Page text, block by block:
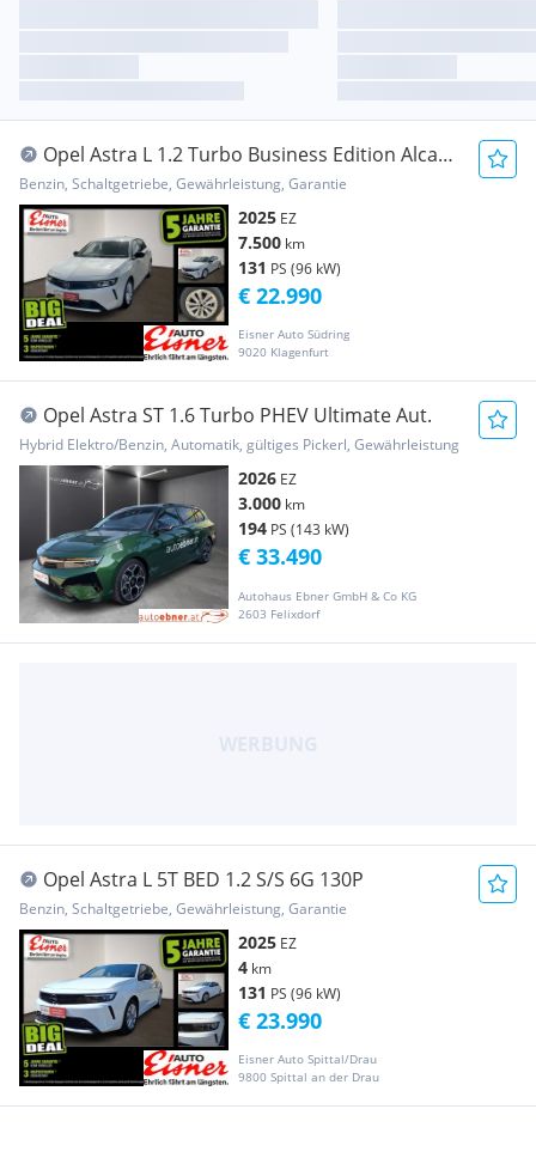
Opel Astra L 1.2 Turbo Business Edition Alcant.
Kam.
Benzin, Schaltgetriebe, Gewährleistung, Garantie
2025 EZ
7.500 km
131 PS (96 kW)
Eisner Auto Südring
9020 Klagenfurt
€ 22.990
Opel Astra ST 1.6 Turbo PHEV Ultimate Aut.
Hybrid Elektro/Benzin, Automatik, gültiges Pickerl, Gewährleistung
2026 EZ
3.000 km
194 PS (143 kW)
Autohaus Ebner GmbH & Co KG
2603 Felixdorf
€ 33.490
Opel Astra L 5T BED 1.2 S/S 6G 130P
Benzin, Schaltgetriebe, Gewährleistung, Garantie
2025 EZ
4 km
131 PS (96 kW)
Eisner Auto Spittal/Drau
9800 Spittal an der Drau
€ 23.990